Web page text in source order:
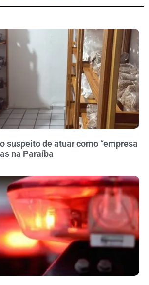
suspeito de atuar como “empresa
na Paraíba